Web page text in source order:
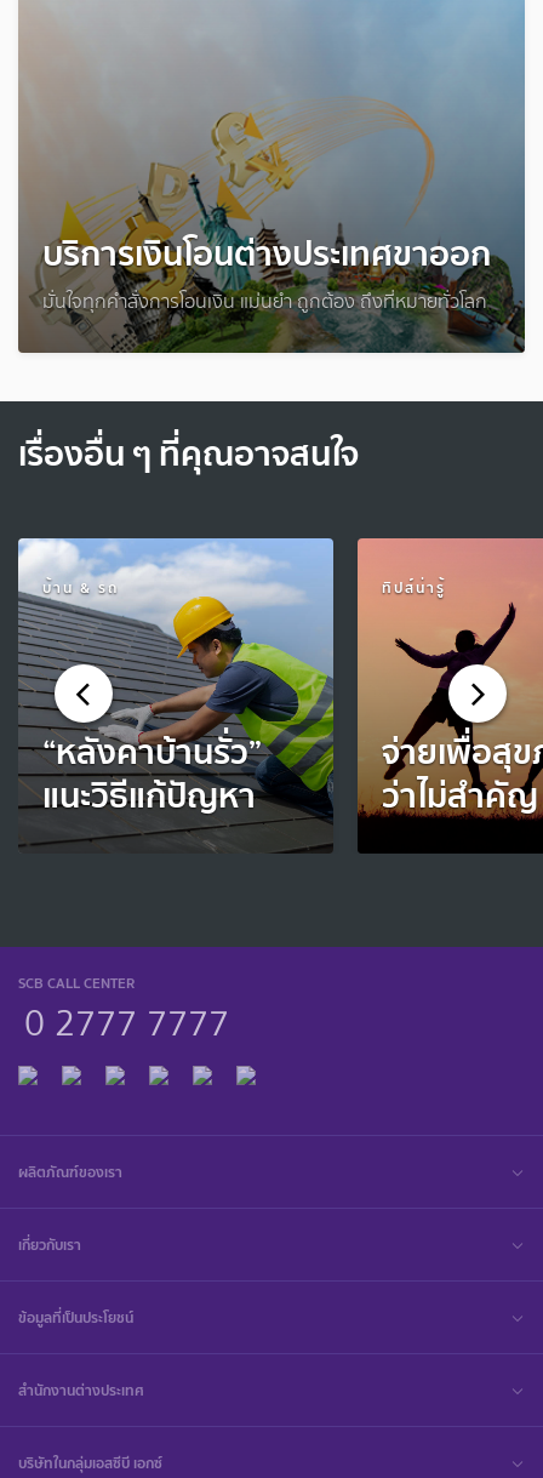
บริการเงินโอนต่างประเทศขาออก
มั่นใจทุกคำสั่งการโอนเงิน แม่นยำ ถูกต้อง ถึงที่หมายทั่วโลก
เรื่องอื่น ๆ ที่คุณอาจสนใจ
บ้าน & รถ
“หลังคาบ้านรั่ว”
แนะวิธีแก้ปัญหา
ทิปส์น่ารู้
จ่ายเพื่อสุ
ว่าไม่สำคัญ
SCB CALL CENTER
0 2777 7777
ผลิตภัณฑ์ของเรา
เกี่ยวกับเรา
ข้อมูลที่เป็นประโยชน์
สำนักงานต่างประเทศ
บริษัทในกลุ่มเอสซีบี เอกซ์